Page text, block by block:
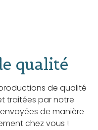
qualité
de qualité
traitées par notre
de manière
chez vous !